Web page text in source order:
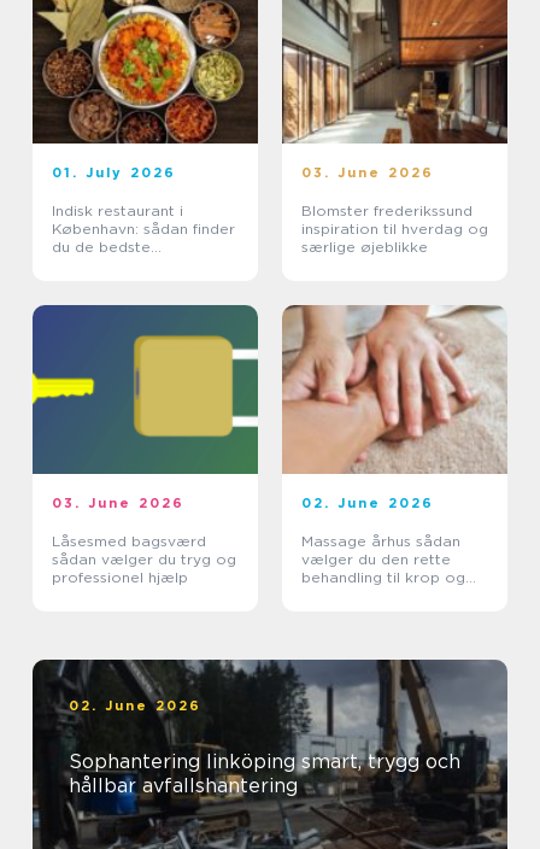
01. July 2026
Indisk restaurant i
København: sådan finder
du de bedste
03. June 2026
Blomster frederikssund
inspiration til hverdag og
særlige øjeblikke
03. June 2026
Låsesmed bagsværd
sådan vælger du tryg og
professionel hjælp
02. June 2026
Massage århus sådan
vælger du den rette
behandling til krop og
02. June 2026
Sophantering linköping smart, trygg och
hållbar avfallshantering